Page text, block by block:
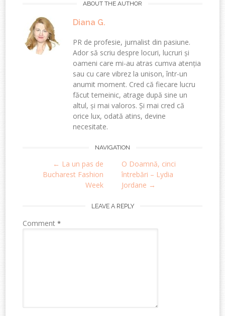
ABOUT THE AUTHOR
Diana G.
PR de profesie, jurnalist din pasiune.
Ador să scriu despre locuri, lucruri și
oameni care mi-au atras cumva atenția
sau cu care vibrez la unison, într-un
anumit moment. Cred că fiecare lucru
făcut temeinic, atrage după sine un
altul, și mai valoros. Și mai cred că
orice lux, odată atins, devine
necesitate.
navigation
NAVIGATION
← La un pas de
Bucharest Fashion
Week
O Doamnă, cinci
întrebări – Lydia
Jordane →
LEAVE A REPLY
Comment*